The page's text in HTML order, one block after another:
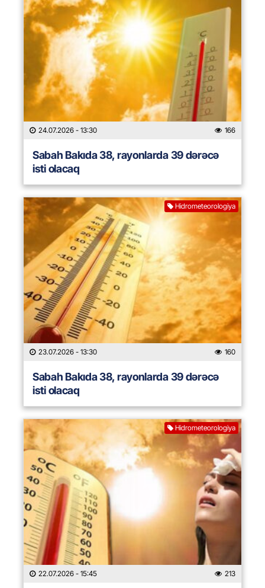
24.07.2026 - 13:30 166
Sabah Bakıda 38, rayonlarda 39 dərəcə
isti olacaq
Hidrometeorologiya
23.07.2026 - 13:30 160
Sabah Bakıda 38, rayonlarda 39 dərəcə
isti olacaq
Hidrometeorologiya
22.07.2026 - 15:45 213